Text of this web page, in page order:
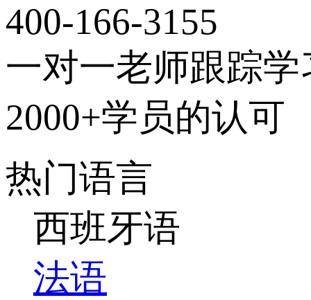
400-166-3155
一对一老师跟踪学
2000+学员的认可
热门语言
西班牙语
法语